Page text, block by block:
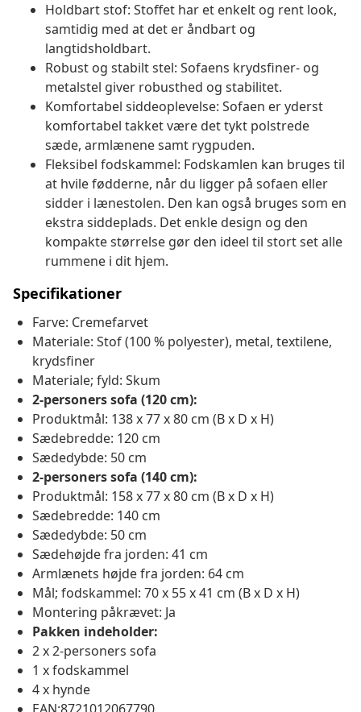
Holdbart stof: Stoffet har et enkelt og rent look,
samtidig med at det er åndbart og
langtidsholdbart.
Robust og stabilt stel: Sofaens krydsfiner- og
metalstel giver robusthed og stabilitet.
Komfortabel siddeoplevelse: Sofaen er yderst
komfortabel takket være det tykt polstrede
sæde, armlænene samt rygpuden.
Fleksibel fodskammel: Fodskamlen kan bruges til
at hvile fødderne, når du ligger på sofaen eller
sidder i lænestolen. Den kan også bruges som en
ekstra siddeplads. Det enkle design og den
kompakte størrelse gør den ideel til stort set alle
rummene i dit hjem.
Specifikationer
Farve: Cremefarvet
Materiale: Stof (100 % polyester), metal, textilene,
krydsfiner
Materiale; fyld: Skum
2-personers sofa (120 cm):
Produktmål: 138 x 77 x 80 cm (B x D x H)
Sædebredde: 120 cm
Sædedybde: 50 cm
2-personers sofa (140 cm):
Produktmål: 158 x 77 x 80 cm (B x D x H)
Sædebredde: 140 cm
Sædedybde: 50 cm
Sædehøjde fra jorden: 41 cm
Armlænets højde fra jorden: 64 cm
Mål; fodskammel: 70 x 55 x 41 cm (B x D x H)
Montering påkrævet: Ja
Pakken indeholder:
2 x 2-personers sofa
1 x fodskammel
4 x hynde